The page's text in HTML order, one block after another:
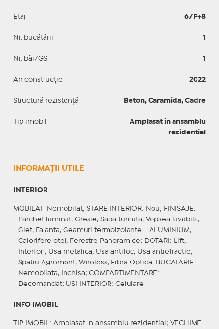
Etaj 6/P+8
Nr. bucătării 1
Nr. băi/GS 1
An construcție 2022
Structură rezistență Beton, Caramida, Cadre
Tip imobil
Amplasat in ansamblu
rezidential
INFORMAŢII UTILE
INTERIOR
MOBILAT : Nemobilat; STARE INTERIOR: Nou; FINISAJE :
Parchet laminat, Gresie, Sapa turnata, Vopsea lavabila,
Glet, Faianta, Geamuri termoizolante - ALUMINIUM,
Calorifere otel, Ferestre Panoramice;
DOTARI : Lift,
Interfon, Usa metalica, Usa antifoc, Usa antiefractie,
Spatiu Agrement, Wireless, Fibra Optica; BUCATARIE :
Nemobilata, Inchisa; COMPARTIMENTARE :
Decomandat; USI INTERIOR: Celulare
INFO IMOBIL
TIP IMOBIL : Amplasat in ansamblu rezidential; VECHIME